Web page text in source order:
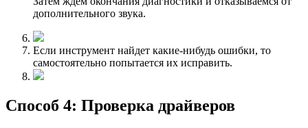
дополнительного звука.
Если инструмент найдет какие-нибудь ошибки, то
самостоятельно попытается их исправить.
Способ 4: Проверка драйверов